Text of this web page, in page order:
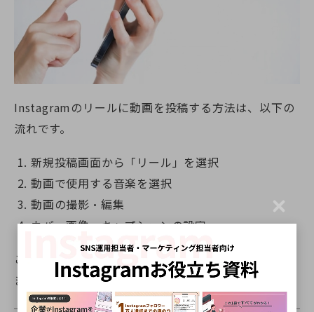
Instagramのリールに動画を投稿する方法は、以下の
流れです。
新規投稿画面から「リール」を選択
動画で使用する音楽を選択
動画の撮影・編集
カバー画像・キャプションの設定
ここでは、Instagramリールの作り方について解説し
ます。
C
l